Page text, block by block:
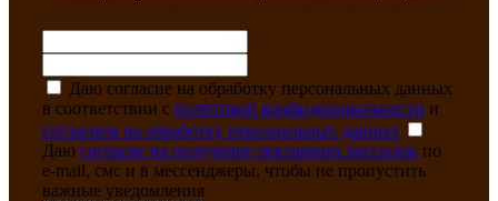
Даю согласие на обработку персональных данных
в соответствии с политикой конфиденциальности и
согласием на обработку персональных данных
Даю согласие на получение рекламных рассылок по
e-mail, смс и в мессенджеры, чтобы не пропустить
важные уведомления